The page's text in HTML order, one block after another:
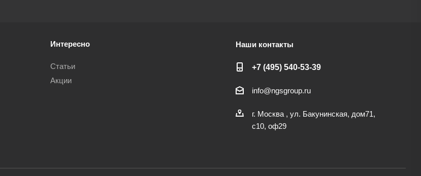
Интересно
Статьи
Акции
Наши контакты
+7 (495) 540-53-39
info@ngsgroup.ru
г. Москва , ул. Бакунинская, дом71,
с10, оф29